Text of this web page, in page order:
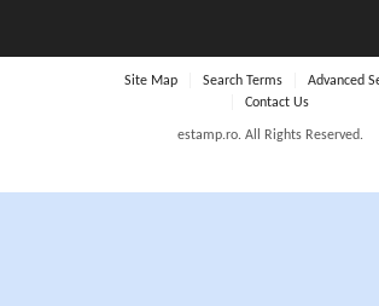
Site Map Search Terms
Advanced
Contact Us
estamp.ro. All Rights Reserved.